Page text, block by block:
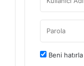
Beni hatırla